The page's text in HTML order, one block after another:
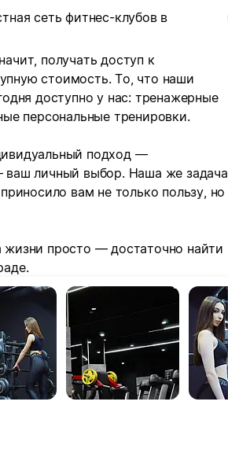
сеть фитнес-клубов в
получать доступ к
стоимость. То, что наши
доступно у нас: тренажерные
персональные тренировки.
подход —
ваш личный выбор. Наша же задача
вам не только пользу, но
просто — достаточно найти